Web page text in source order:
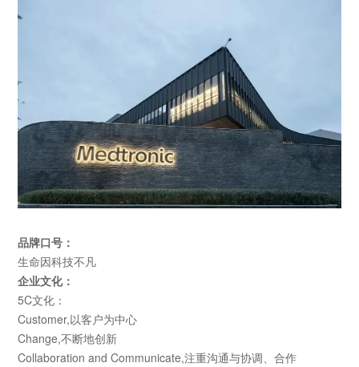
品牌口号：
生命因科技不凡
企业文化：
5C文化：
Customer,以客户为中心
Change,不断地创新
Collaboration and Communicate,注重沟通与协调、合作